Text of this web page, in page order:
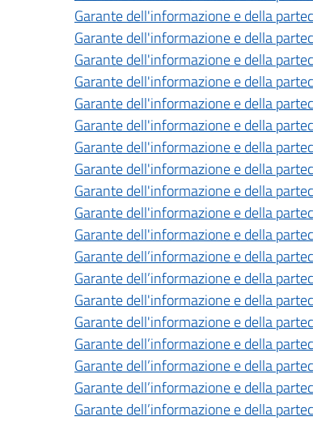
Garante dell'informazione e della
Garante dell'informazione e della
Garante dell'informazione e della
Garante dell'informazione e della
Garante dell'informazione e della
Garante dell'informazione e della
Garante dell'informazione e della
Garante dell'informazione e della
Garante dell'informazione e della
Garante dell'informazione e della
Garante dell'informazione e della
Garante dell’informazione e della
Garante dell’informazione e della
Garante dell'informazione e della
Garante dell'informazione e della
Garante dell’informazione e della
Garante dell’informazione e della
Garante dell’informazione e della
Garante dell’informazione e della